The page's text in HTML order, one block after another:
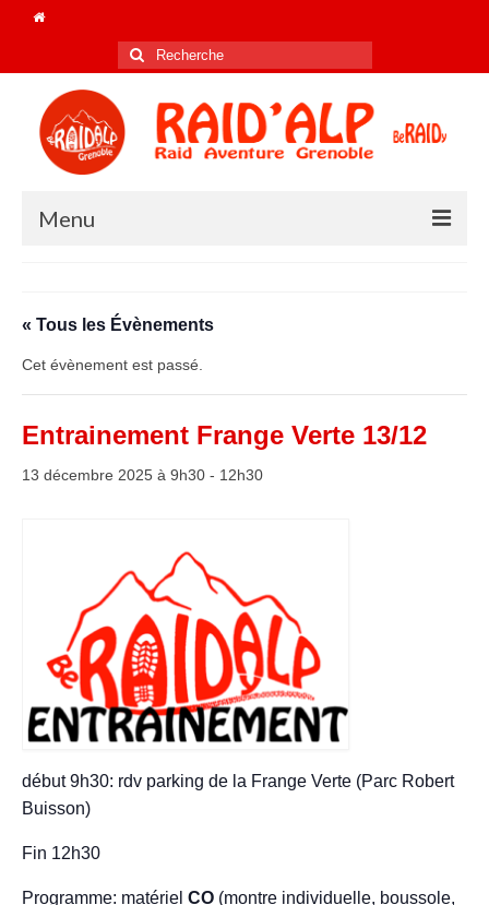
Rechercher
:
Menu
Le club
Nos champions de FRANCE !
Entrainements
Compétitions
Stage jeunes
A propos
Contact
« Tous les Évènements
Cet évènement est passé.
Entrainement Frange Verte 13/12
13 décembre 2025 à 9h30 - 12h30
début 9h30: rdv parking de la Frange Verte (Parc Robert
Buisson)
Fin 12h30
Programme: matériel CO (montre individuelle, boussole,